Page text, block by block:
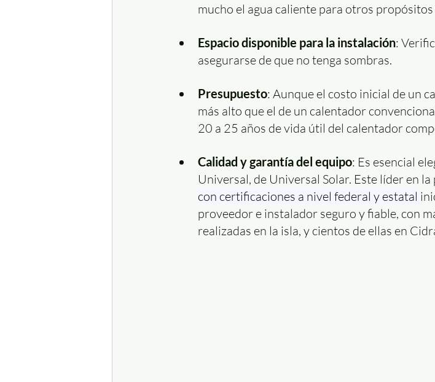
mucho el agua caliente para otros
Espacio disponible para la instalación:
asegurarse de que no tenga sombras.
Presupuesto: Aunque el costo inicial de un
más alto que el de un calentador
20 a 25 años de vida útil del calentador
Calidad y garantía del equipo: Es esencial
Universal, de Universal Solar. Este líder en
con certificaciones a nivel federal y estatal
proveedor e instalador seguro y fiable, con
realizadas en la isla, y cientos de ellas en